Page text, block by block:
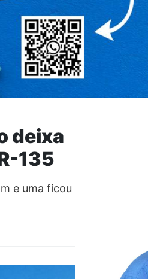
deixa
135
e uma ficou